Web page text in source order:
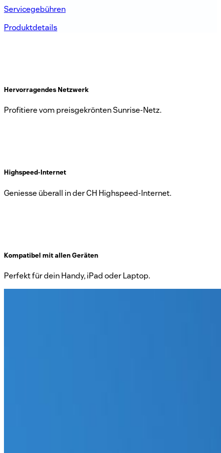
Servicegebühren
Produktdetails
Hervorragendes Netzwerk
Profitiere vom preisgekrönten Sunrise-Netz.
Highspeed-Internet
Geniesse überall in der CH Highspeed-Internet.
Kompatibel mit allen Geräten
Perfekt für dein Handy, iPad oder Laptop.